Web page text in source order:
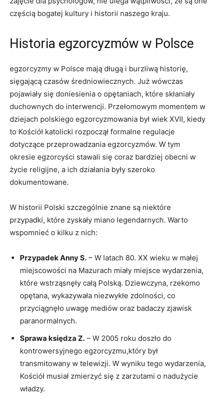
częścią ⁤bogatej kultury i historii naszego kraju.
Historia egzorcyzmów w Polsce
egzorcyzmy w Polsce mają długą i burzliwą historię,
sięgającą czasów średniowiecznych. Już wówczas
pojawiały się doniesienia o opętaniach,‌ które skłaniały⁤
duchownych do interwencji. Przełomowym momentem w
dziejach polskiego egzorcyzmowania był wiek XVII, kiedy
to Kościół katolicki ⁤rozpoczął​ formalne regulacje⁢
dotyczące przeprowadzania egzorcyzmów. W tym
okresie egzorcyści stawali ⁤się coraz bardziej obecni w
‌życie religijne, ⁢a​ ich‌ działania były szeroko
dokumentowane.
W⁣ historii Polski ⁢szczególnie znane są‍ niektóre
przypadki, ‍które zyskały miano legendarnych. Warto
wspomnieć o kilku z nich:
Przypadek Anny S. – W latach⁢ 80. XX wieku w małej
miejscowości na ​Mazurach miały miejsce wydarzenia,
które⁢ wstrząsnęły całą Polską. ⁣Dziewczyna, rzekomo‌
opętana, ⁢wykazywała niezwykłe zdolności, co
przyciągnęło ⁣uwagę mediów⁢ oraz badaczy zjawisk
paranormalnych.
Sprawa księdza Z. – ‍W 2005 roku doszło do
kontrowersyjnego egzorcyzmu,który był
transmitowany w telewizji. W wyniku tego wydarzenia,
Kościół musiał zmierzyć‍ się z zarzutami o nadużycie
władzy.